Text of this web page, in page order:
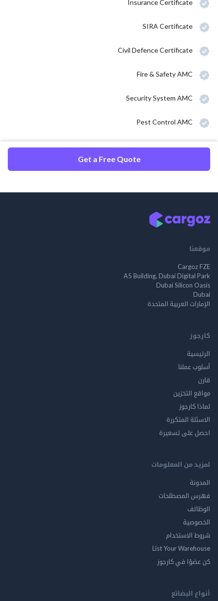
Insurance Certificate
SIRA Certificate
Civil Defence Certificate
Fire & Safety AMC
Security System AMC
Pest Control AMC
Get a Free Quote
موقعنا
Cargoz FZE
A5 Building, Dubai Digital Park
Dubai Silicon Oasis
Dubai
الإمارات العربية المتحدة
كارجوز
الرئيسية
أسلوب عملنا
قارن
مواقع التخزين
لماذا كارجوز
الاسئلة المتكررة
احصل على تسعيرة
لمزيد من المعلومات
المدونة
فهرس المصطلحات
الوظائف
الخصوصية
شروط الاستخدام
List Your Warehouse
كن عضوًا في كارجوز
أنواع البضائع